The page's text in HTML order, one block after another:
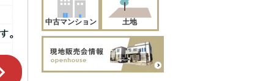
中古マンション 土地